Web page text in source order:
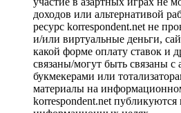
доходов или альтернативой
ресурс korrespondent.net не
и/или виртуальные деньги,
какой форме оплату ставок и
связаны/могут быть связаны
букмекерами или
материалы на
korrespondent.net